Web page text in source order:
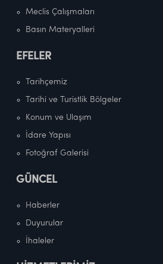
Meclis Çalışmaları
Basın Materyalleri
EFELER
Tarihçemiz
Tarihi ve Turistlik Bölgeler
Konum ve Ulaşım
İdare Yapısı
Fotoğraf Galerisi
GÜNCEL
Haberler
Duyurular
İhaleler